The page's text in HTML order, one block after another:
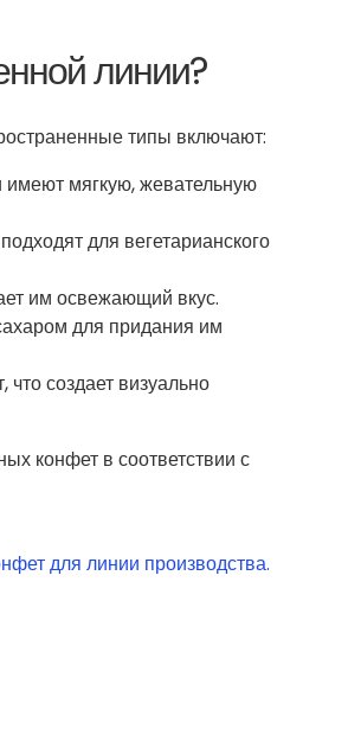
линии?
типы включают:
имеют мягкую, жевательную
для вегетарианского
им освежающий вкус.
для придания им
создает визуально
конфет в соответствии с